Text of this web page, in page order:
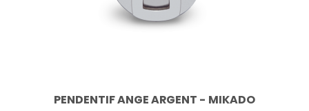
PENDENTIF ANGE ARGENT - MIKADO